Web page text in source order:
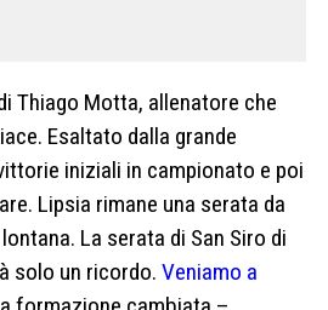
Thiago Motta, allenatore che
Esaltato dalla grande
iniziali in campionato e poi
Lipsia rimane una serata da
La serata di San Siro di
solo un ricordo. Veniamo a